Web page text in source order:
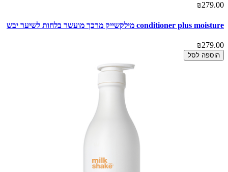
₪279.00
conditioner plus moisture מילקשייק מרכך מועשר בלחות לשיער יבש
₪279.00
הוספה לסל